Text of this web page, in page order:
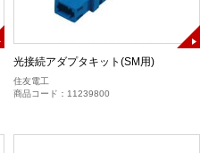
光接続アダプタキット(SM用)
住友電工
商品コード：11239800